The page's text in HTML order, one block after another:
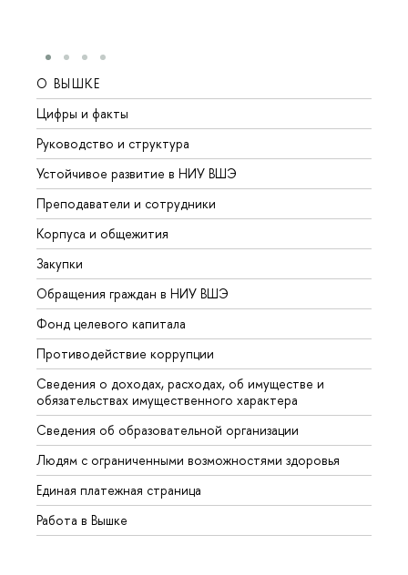
О ВЫШКЕ
Цифры и факты
Руководство и структура
Устойчивое развитие в НИУ ВШЭ
Преподаватели и сотрудники
Корпуса и общежития
Закупки
Обращения граждан в НИУ ВШЭ
Фонд целевого капитала
Противодействие коррупции
Сведения о доходах, расходах, об имуществе и
обязательствах имущественного характера
Сведения об образовательной организации
Людям с ограниченными возможностями здоровья
Единая платежная страница
Работа в Вышке